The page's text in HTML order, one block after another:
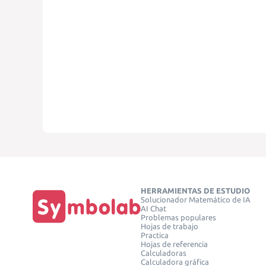
HERRAMIENTAS DE ESTUDIO
Solucionador Matemático de IA
AI Chat
Problemas populares
Hojas de trabajo
Practica
Hojas de referencia
Calculadoras
Calculadora gráfica